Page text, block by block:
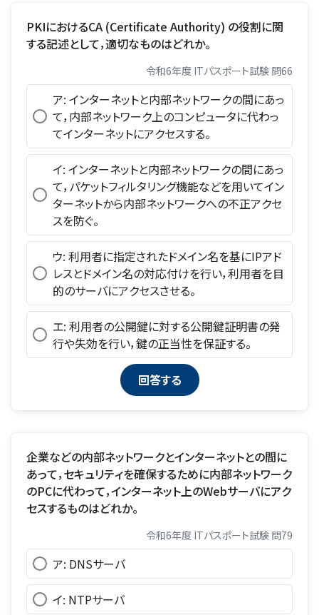
PKIにおけるCA (Certificate Authority) の役割に関
する記述として，適切なものはどれか。
令和6年度 ITパスポート試験 問66
ア: インターネットと内部ネットワークの間にあっ
て，内部ネットワーク上のコンピュータに代わっ
てインターネットにアクセスする。
イ: インターネットと内部ネットワークの間にあっ
て，パケットフィルタリング機能などを用いてイン
ターネットから内部ネットワークへの不正アクセ
スを防ぐ。
ウ: 利用者に指定されたドメイン名を基にIPアド
レスとドメイン名の対応付けを行い，利用者を目
的のサーバにアクセスさせる。
エ: 利用者の公開鍵に対する公開鍵証明書の発
行や失効を行い，鍵の正当性を保証する。
企業などの内部ネットワークとインターネットとの間に
あって，セキュリティを確保するために内部ネットワーク
のPCに代わって，インターネット上のWebサーバにアク
セスするものはどれか。
令和6年度 ITパスポート試験 問79
ア: DNSサーバ
イ: NTPサーバ